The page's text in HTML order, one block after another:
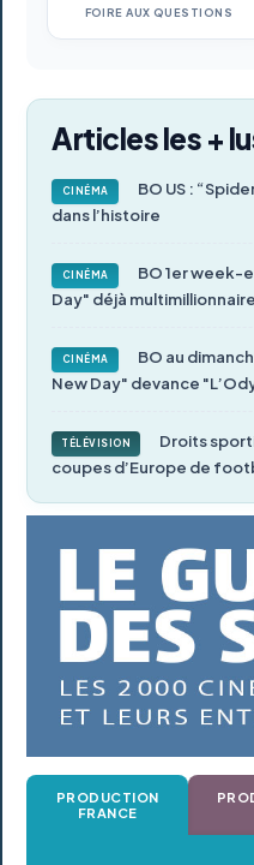
FOIRE AUX QUESTIONS
Articles les +
CINÉMA
BO US :
dans l’histoire
CINÉMA
BO 1er week-
Day" déjà multimillionnaire
CINÉMA
BO au
New Day" devance
TÉLÉVISION
Droits
coupes d’Europe de
PRODUCTION
FRANCE